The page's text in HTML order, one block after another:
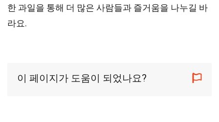
한 과일을 통해 더 많은 사람들과 즐거움을 나누길 바
라요.
이 페이지가 도움이 되었나요?